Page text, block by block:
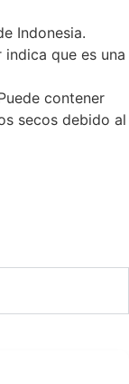
Indonesia.
que es una
contener
secos debido al